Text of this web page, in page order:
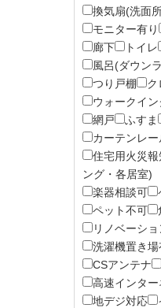
換気扇(洗面
モニター有り
廊下
トイレ
風呂(ダウン
つり戸棚
ク
ウォークイ
網戸
ふすま
カーテンレー
住宅用火災
ング・各居室)
楽器相談可
ペット不可
リノベーショ
洗濯機置き場
CSアンテナ
高速インター
地デジ対応